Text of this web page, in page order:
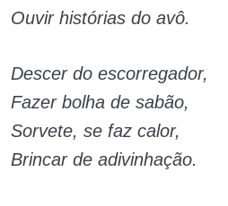
Ouvir histórias do avô.
Descer do escorregador,
Fazer bolha de sabão,
Sorvete, se faz calor,
Brincar de adivinhação.